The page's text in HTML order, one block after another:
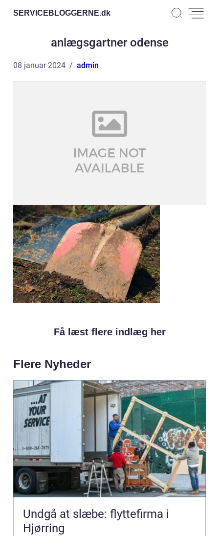
SERVICEBLOGGERNE.dk
anlægsgartner odense
08 januar 2024 admin
Få læst flere indlæg her
Flere Nyheder
Undgå at slæbe: flyttefirma i
Hjørring